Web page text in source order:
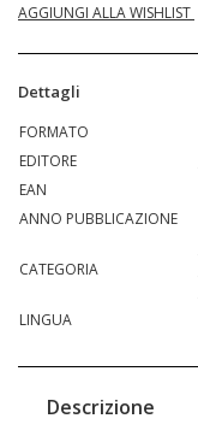
AGGIUNGI ALLA WISHLIST
Dettagli
FORMATO
EDITORE
EAN
ANNO PUBBLICAZIONE
CATEGORIA
LINGUA
Descrizione